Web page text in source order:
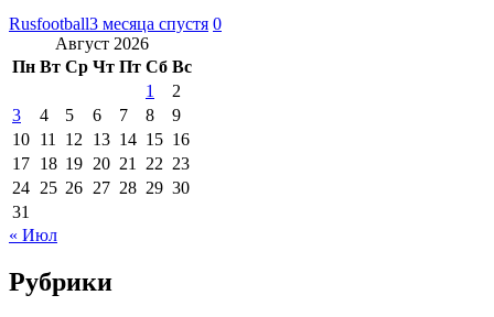
Rusfootball3 месяца спустя 0
Август 2026
Пн Вт Ср Чт Пт Сб Вс
1
2
3
4 5 6 7 8
9
10 11 12 13 14 15 16
17 18 19 20 21 22 23
24 25 26 27 28 29 30
31
« Июл
Рубрики